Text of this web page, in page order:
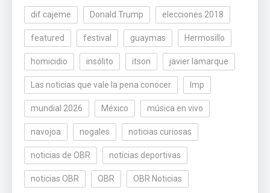
dif cajeme Donald Trump elecciones 2018
featured festival guaymas Hermosillo
homicidio insólito itson javier lamarque
Las noticias que vale la pena conocer lmp
mundial 2026 México música en vivo
navojoa nogales noticias curiosas
noticias de OBR noticias deportivas
noticias OBR OBR OBR Noticias